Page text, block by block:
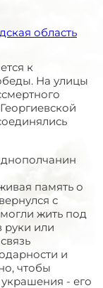
область
к
На улицы
память о
с
жить под
руки или
и
чтобы
- его